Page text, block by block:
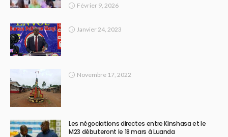
Février 9, 2026
Janvier 24, 2023
Novembre 17, 2022
Les négociations directes entre Kinshasa et le
M23 débuteront le 18 mars à Luanda